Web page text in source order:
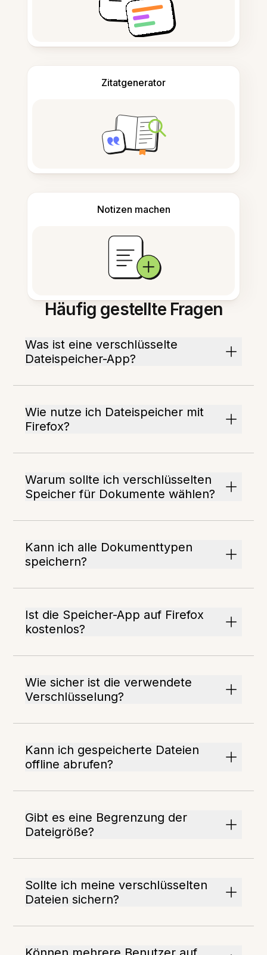
Zitatgenerator
Notizen machen
Häufig gestellte Fragen
Was ist eine verschlüsselte
Dateispeicher-App?
Wie nutze ich Dateispeicher mit
Firefox?
Warum sollte ich verschlüsselten
Speicher für Dokumente wählen?
Kann ich alle Dokumenttypen
speichern?
Ist die Speicher-App auf Firefox
kostenlos?
Wie sicher ist die verwendete
Verschlüsselung?
Kann ich gespeicherte Dateien
offline abrufen?
Gibt es eine Begrenzung der
Dateigröße?
Sollte ich meine verschlüsselten
Dateien sichern?